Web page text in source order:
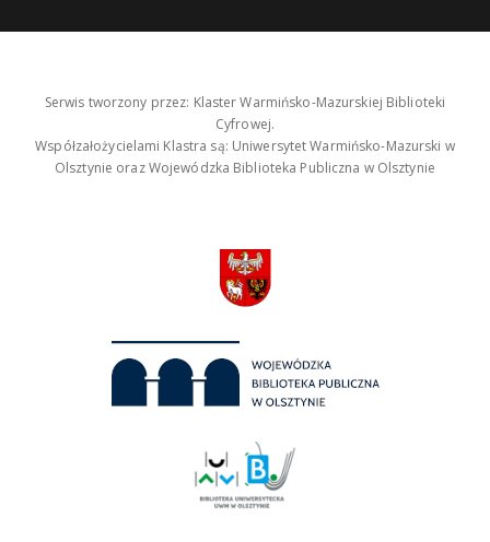
Serwis tworzony przez: Klaster Warmińsko-Mazurskiej Biblioteki
Cyfrowej.
Współzałożycielami Klastra są: Uniwersytet Warmińsko-Mazurski w
Olsztynie oraz Wojewódzka Biblioteka Publiczna w Olsztynie